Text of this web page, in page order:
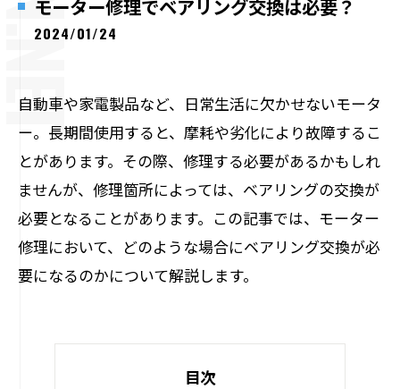
モーター修理でベアリング交換は必要？
2024/01/24
自動車や家電製品など、日常生活に欠かせないモータ
ー。長期間使用すると、摩耗や劣化により故障するこ
とがあります。その際、修理する必要があるかもしれ
ませんが、修理箇所によっては、ベアリングの交換が
必要となることがあります。この記事では、モーター
修理において、どのような場合にベアリング交換が必
要になるのかについて解説します。
目次